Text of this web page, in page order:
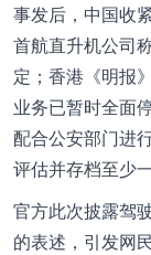
事发后，中国收
首航直升机公司
定；香港《明报
业务已暂时全面
配合公安部门进
评估并存档至少一
官方此次披露驾
的表述，引发网